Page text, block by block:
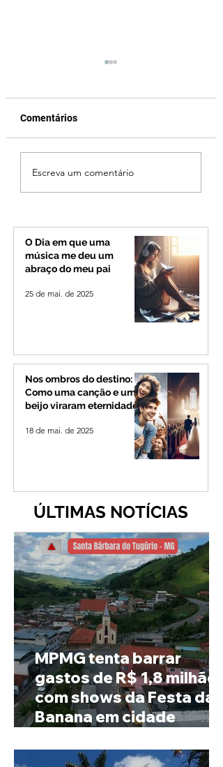
El Niño ganha força e
pode atingir
intensidade histórica
NOAA
Comentários
Escreva um comentário
O Dia em que uma
música me deu um
abraço do meu pai
25 de mai. de 2025
Nos ombros do destino:
Como uma canção e um
beijo viraram eternidade
18 de mai. de 2025
ÚLTIMAS NOTÍCIAS
MPMG tenta barrar
gastos de R$ 1,8 milhão
com shows da Festa da
Banana em cidade
4 mil habitantes